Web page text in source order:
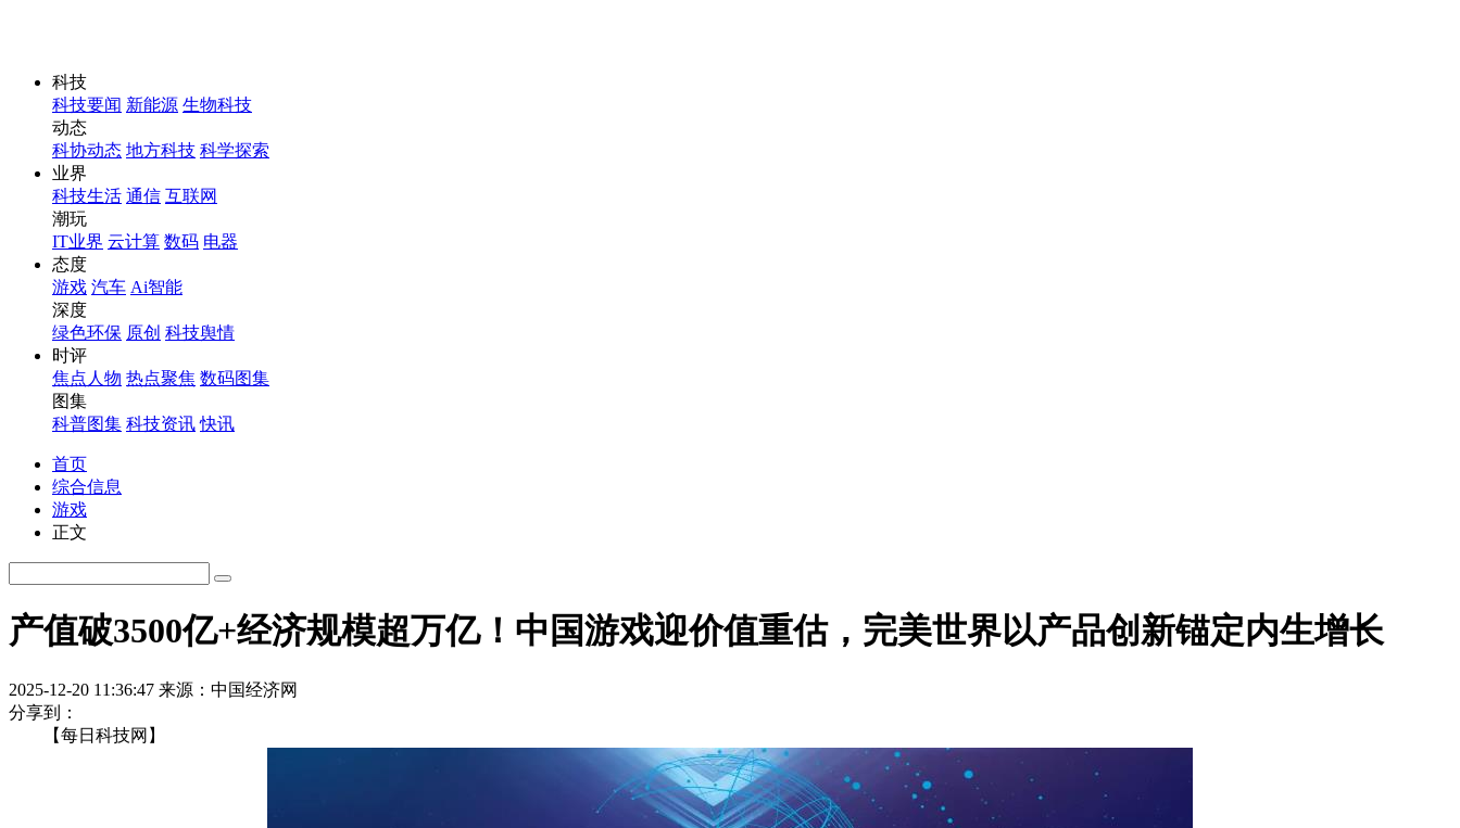
科技
科技要闻 新能源 生物科技
动态
科协动态 地方科技 科学探索
业界
科技生活 通信 互联网
潮玩
IT业界 云计算 数码 电器
态度
游戏 汽车 Ai智能
深度
绿色环保 原创 科技舆情
时评
焦点人物 热点聚焦 数码图集
图集
科普图集 科技资讯 快讯
首页
综合信息
游戏
正文
产值破3500亿+经济规模超万亿！中国游戏迎价值重估，完美世界以产品创新锚定内生增长
2025-12-20 11:36:47 来源：中国经济网
分享到：
【每日科技网】